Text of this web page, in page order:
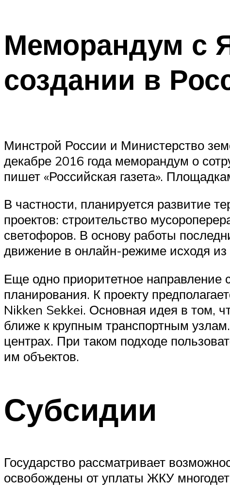
Меморандум с
создании в
Минстрой России и Министерство
декабре 2016 года меморандум о
пишет «Российская газета».
В частности, планируется развитие
проектов: строительство
светофоров. В основу работы
движение в онлайн-режиме исходя из
Еще одно приоритетное направление
планирования. К проекту
Nikken Sekkei. Основная идея в том,
ближе к крупным транспортным
центрах. При таком подходе
им объектов.
Субсидии
Государство рассматривает
освобождены от уплаты ЖКУ